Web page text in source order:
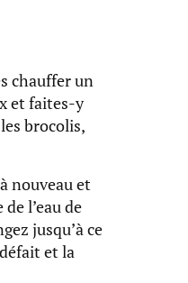
chauffer un
et faites-y
brocolis,
nouveau et
l’eau de
jusqu’à ce
et la